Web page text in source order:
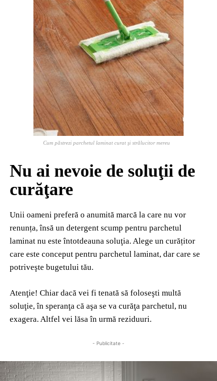
Cum păstrezi parchetul laminat curat şi strălucitor mereu
Nu ai nevoie de soluţii de
curăţare
Unii oameni preferă o anumită marcă la care nu vor
renunța, însă un detergent scump pentru parchetul
laminat nu este întotdeauna soluţia. Alege un curățitor
care este conceput pentru parchetul laminat, dar care se
potriveşte bugetului tău.
Atenţie! Chiar dacă vei fi tenată să foloseşti multă
soluţie, în speranţa că aşa se va curăţa parchetul, nu
exagera. Altfel vei lăsa în urmă reziduuri.
- Publicitate -